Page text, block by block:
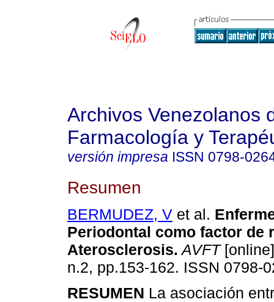
Archivos Venezolanos
Farmacología y
versión impresa ISSN 0798-
Resumen
BERMUDEZ, V et al.
Periodontal como factor de
Aterosclerosis. AVFT
n.2, pp.153-162. ISSN 0798-
RESUMEN La asociación